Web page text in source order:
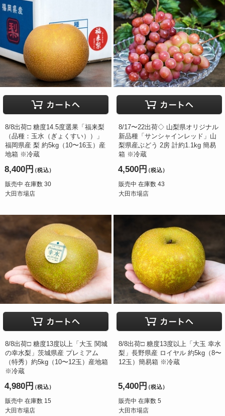
8/8出荷□ 糖度14.5度選果「福来梨
（品種：玉水（ぎょくすい））」
福岡県産 梨 約5kg（10〜16玉）産
地箱 ※冷蔵
8,400円（税込）
販売中 在庫数 30
大田市場店
8/17〜22出荷◇ 山梨県オリジナル
新品種「サンシャインレッド」山
梨県産ぶどう 2房 計約1.1kg 簡易
箱 ※冷蔵
4,500円（税込）
販売中 在庫数 43
大田市場店
8/8出荷□ 糖度13度以上「大玉 関城
の幸水梨」茨城県産 プレミアム
（特秀）約5kg（10〜12玉）産地箱
※冷蔵
4,980円（税込）
販売中 在庫数 15
大田市場店
8/8出荷□ 糖度13度以上「大玉 幸水
梨」長野県産 ロイヤル 約5kg（8〜
12玉）簡易箱 ※冷蔵
5,400円（税込）
販売中 在庫数 5
大田市場店